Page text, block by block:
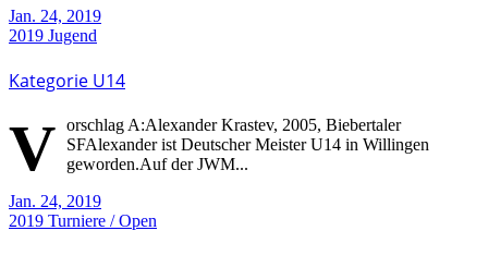
Jan. 24, 2019
2019 Jugend
Kategorie U14
V orschlag A:Alexander Krastev, 2005, Biebertaler
SFAlexander ist Deutscher Meister U14 in Willingen
geworden.Auf der JWM...
Jan. 24, 2019
2019 Turniere / Open